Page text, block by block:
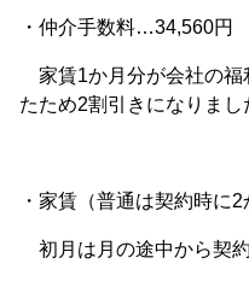
・仲介手数料…34,560円
家賃1か月分が会社の福
たため2割引きになりまし
・家賃（普通は契約時に
初月は月の途中から契